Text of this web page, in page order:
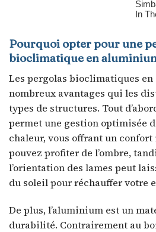
Pourquoi opter pour une
bioclimatique en
Les pergolas bioclimatiques
nombreux avantages qui les
types de structures. Tout
permet une gestion optimisée
chaleur, vous offrant un confort
pouvez profiter de l’ombre,
l’orientation des lames peut
du soleil pour réchauffer votre
De plus, l’aluminium est un
durabilité. Contrairement au